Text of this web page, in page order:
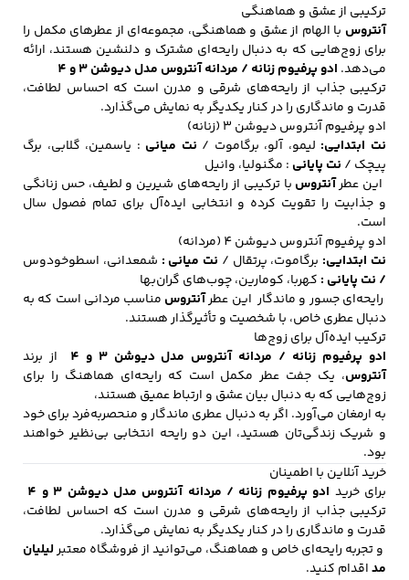
کیف مردانه
مردانه
کفش مردانه
لباس زیر و راحتی
لباس زیر مردانه لباس راحتی مردانه
ترکیبی از عشق و هماهنگی
آنتروس با الهام از عشق و هماهنگی، مجموعه‌ای از عطرهای مکمل را
برای زوج‌هایی که به دنبال رایحه‌ای مشترک و دلنشین هستند، ارائه
می‌دهد. ادو پرفیوم زنانه / مردانه آنتروس مدل دیوشن 3 و 4
ترکیبی جذاب از رایحه‌های شرقی و مدرن است که احساس لطافت،
قدرت و ماندگاری را در کنار یکدیگر به نمایش می‌گذارد.
ادو پرفیوم آنتروس دیوشن 3 (زنانه)
نت ابتدایی: لیمو، آلو، برگاموت / نت میانی : یاسمین، گلابی، برگ
پیچک / نت پایانی : مگنولیا، وانیل
این عطرآنتروس با ترکیبی از رایحه‌های شیرین و لطیف، حس زنانگی
و جذابیت را تقویت کرده و انتخابی ایده‌آل برای تمام فصول سال
است.
ادو پرفیوم آنتروس دیوشن 4 (مردانه)
نت ابتدایی: برگاموت، پرتقال / نت میانی : شمعدانی، اسطوخودوس
/ نت پایانی : کهربا، کومارین، چوب‌های گران‌بها
رایحه‌ای جسور و ماندگار این عطرآنتروس مناسب مردانی است که به
دنبال عطری خاص، با شخصیت و تأثیرگذار هستند.
ترکیب ایده‌آل برای زوج‌ها
ادو پرفیوم زنانه / مردانه آنتروس مدل دیوشن 3 و 4
از برند
آنتروس، یک جفت عطر مکمل است که رایحه‌ای هماهنگ را برای
زوج‌هایی که به دنبال بیان عشق و ارتباط عمیق هستند،
به ارمغان می‌آورد. اگر به دنبال عطری ماندگار و منحصر‌به‌فرد برای خود
و شریک زندگی‌تان هستید، این دو رایحه انتخابی بی‌نظیر خواهند
بود.
خرید آنلاین با اطمینان
برای خرید ادو پرفیوم زنانه / مردانه آنتروس مدل دیوشن 3 و 4
ترکیبی جذاب از رایحه‌های شرقی و مدرن است که احساس لطافت،
قدرت و ماندگاری را در کنار یکدیگر به نمایش می‌گذارد.
و تجربه رایحه‌ای خاص و هماهنگ، می‌توانید از فروشگاه معتبرلیلیان
مداقدام کنید.